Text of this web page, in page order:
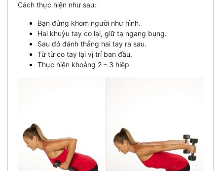
Cách thực hiện như sau:
Bạn đứng khom người như hình.
Hai khuỷu tay co lại, giữ tạ ngang bụng.
Sau đó đánh thẳng hai tay ra sau.
Từ từ co tay lại vị trí ban đầu.
Thực hiện khoảng 2 – 3 hiệp